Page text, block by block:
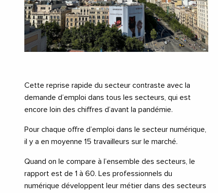
Cette reprise rapide du secteur contraste avec la
demande d’emploi dans tous les secteurs, qui est
encore loin des chiffres d’avant la pandémie.
Pour chaque offre d’emploi dans le secteur numérique,
il y a en moyenne 15 travailleurs sur le marché.
Quand on le compare à l’ensemble des secteurs, le
rapport est de 1 à 60. Les professionnels du
numérique développent leur métier dans des secteurs